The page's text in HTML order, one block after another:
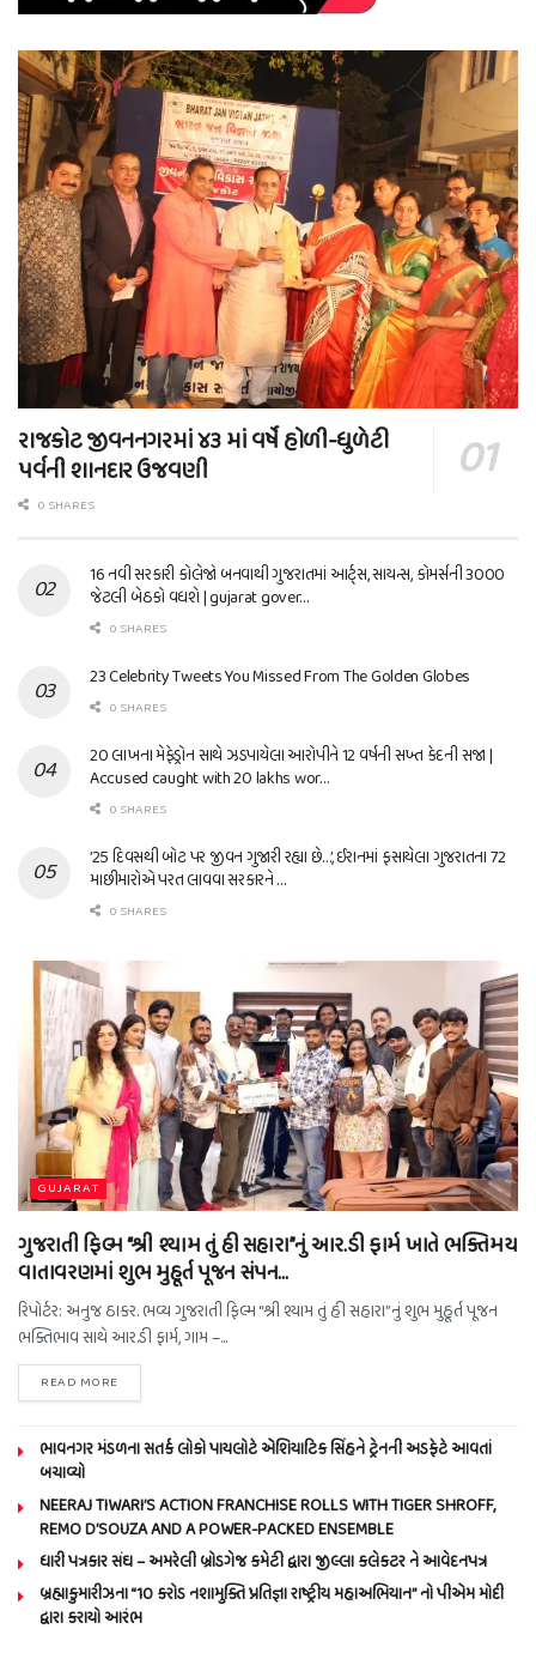
રાજકોટ જીવનનગરમાં ૪૩ માં વર્ષે હોળી-ધુળેટી
પર્વની શાનદાર ઉજવણી
0 SHARES
16 નવી સરકારી કોલેજો બનવાથી ગુજરાતમાં આર્ટ્સ, સાયન્સ, કોમર્સની 3000
જેટલી બેઠકો વધશે | gujarat gover…
0 SHARES
23 Celebrity Tweets You Missed From The Golden Globes
0 SHARES
20 લાખના મેફેડ્રોન સાથે ઝડપાયેલા આરોપીને 12 વર્ષની સખ્ત કેદની સજા |
Accused caught with 20 lakhs wor…
0 SHARES
’25 દિવસથી બોટ પર જીવન ગુજારી રહ્યા છે…’, ઈરાનમાં ફસાયેલા ગુજરાતના 72
માછીમારોએ પરત લાવવા સરકારને …
0 SHARES
GUJARAT
ગુજરાતી ફિલ્મ “શ્રી શ્યામ તું હી સહારા”નું આર.ડી ફાર્મ ખાતે ભક્તિમય
વાતાવરણમાં શુભ મુહૂર્ત પૂજન સંપન…
રિપોર્ટર: અનુજ ઠાકર. ભવ્ય ગુજરાતી ફિલ્મ “શ્રી શ્યામ તું હી સહારા”નું શુભ મુહૂર્ત પૂજન
ભક્તિભાવ સાથે આર.ડી ફાર્મ, ગામ –...
READ MORE
ભાવનગર મંડળના સતર્ક લોકો પાયલોટે એશિયાટિક સિંહને ટ્રેનની અડફેટે આવતાં
બચાવ્યો
NEERAJ TIWARI’S ACTION FRANCHISE ROLLS WITH TIGER SHROFF,
REMO D’SOUZA AND A POWER-PACKED ENSEMBLE
ધારી પત્રકાર સંઘ – અમરેલી બ્રોડગેજ કમેટી દ્વારા જીલ્લા કલેકટર ને આવેદનપત્ર
બ્રહ્માકુમારીઝના “10 કરોડ નશામુક્તિ પ્રતિજ્ઞા રાષ્ટ્રીય મહાઅભિયાન” નો પીએમ મોદી
દ્વારા કરાયો આરંભ